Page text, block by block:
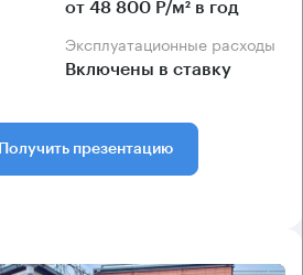
от 48 800 Р/м² в год
Эксплуатационные расходы
Включены в ставку
Получить презентацию